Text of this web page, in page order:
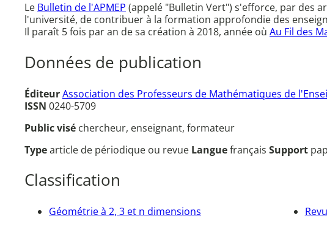
Le Bulletin de l'APMEP (appelé "Bulletin Vert") s'efforce, par des
l'université, de contribuer à la formation approfondie des
Il paraît 5 fois par an de sa création à 2018, année où Au Fil des
Données de publication
ÉditeurAssociation des Professeurs de Mathématiques de
ISSN 0240-5709
Public visé chercheur, enseignant, formateur
Typearticle de périodique ou revue Languefrançais Support
Classification
Géométrie à 2, 3 et n dimensions